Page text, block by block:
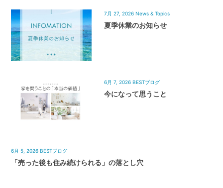
7月 27, 2026 News & Topics
夏季休業のお知らせ
6月 7, 2026 BESTブログ
今になって思うこと
6月 5, 2026 BESTブログ
「売った後も住み続けられる」の落とし穴